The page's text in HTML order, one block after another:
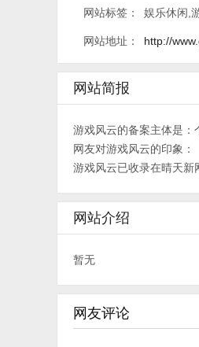
网站标签： 娱乐休闲,
网站地址： http://
网站简报
游戏风云的备案主体是：
网友对游戏风云的印象：
游戏风云已收录在晴天
网站介绍
暂无
网友评论